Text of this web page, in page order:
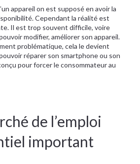
appareil on est supposé en avoir la
Cependant la réalité est
Il est trop souvent difficile, voire
modifier, améliorer son appareil.
problématique, cela le devient
réparer son smartphone ou son
pour forcer le consommateur au
de l’emploi
important